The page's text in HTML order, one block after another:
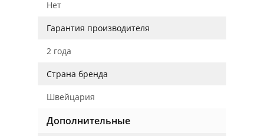
Нет
Гарантия производителя
2 года
Страна бренда
Швейцария
Дополнительные